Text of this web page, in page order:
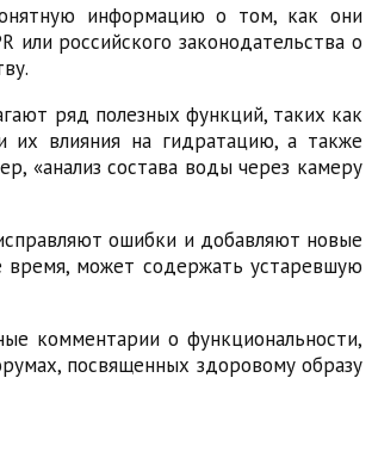
информацию о том, как они
или российского законодательства о
ряд полезных функций, таких как
их влияния на гидратацию, а также
«анализ состава воды через камеру
ошибки и добавляют новые
время, может содержать устаревшую
комментарии о функциональности,
посвященных здоровому образу